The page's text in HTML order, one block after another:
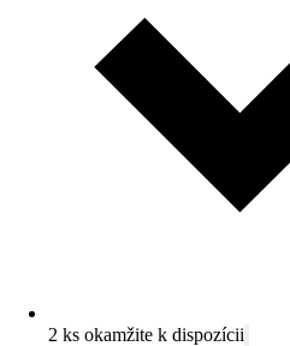
2 ks okamžite k dispozícii